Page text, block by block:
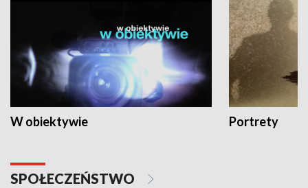
W obiektywie Portrety
SPOŁECZEŃSTWO